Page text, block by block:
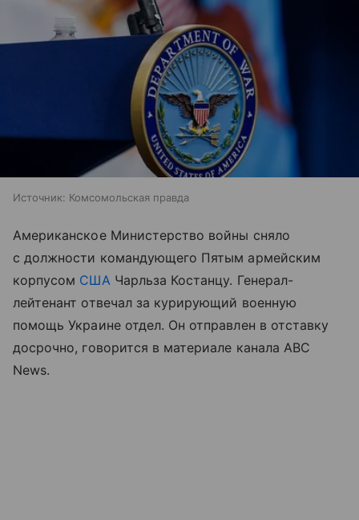
Источник: Комсомольская правда
Американское Министерство войны сняло
с должности командующего Пятым армейским
корпусом США Чарльза Костанцу. Генерал-
лейтенант отвечал за курирующий военную
помощь Украине отдел. Он отправлен в отставку
досрочно, говорится в материале канала ABC
News.